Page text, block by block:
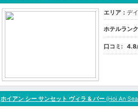
エリア： デ
ホテルラン
口コミ: 4.8
ホイアン シー サンセット ヴィラ & バー (Hoi An